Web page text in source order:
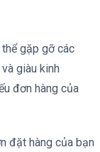
gặp gỡ các
giàu kinh
đơn hàng của
đặt hàng của bạn